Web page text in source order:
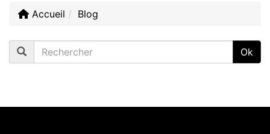
Accueil Blog
Rechercher : Ok